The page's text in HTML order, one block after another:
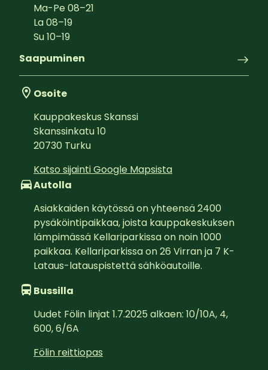
Ma-Pe08–21
La08–19
Su10–19
Saapuminen
Osoite
Kauppakeskus Skanssi
Skanssinkatu 10
20730 Turku
Katso sijainti Google Mapsista
Autolla
Asiakkaiden käytössä on yhteensä 2400
pysäköintipaikkaa, joista kauppakeskuksen
lämpimässä Kellariparkissa on noin 1000
paikkaa. Kellariparkissa on 26 Virran ja 7 K-
Lataus-latauspistettä sähköautoille.
Bussilla
Uudet Fölin linjat 1.7.2025 alkaen: 10/10A, 4,
600, 6/6A
Fölin reittiopas